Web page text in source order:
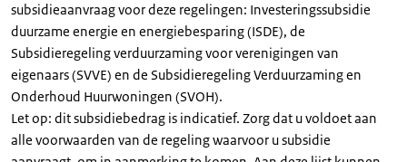
subsidieaanvraag voor deze regelingen: Investeringssubsidie
duurzame energie en energiebesparing (ISDE), de
Subsidieregeling verduurzaming voor verenigingen van
eigenaars (SVVE) en de Subsidieregeling Verduurzaming en
Onderhoud Huurwoningen (SVOH).
Let op: dit subsidiebedrag is indicatief. Zorg dat u voldoet aan
alle voorwaarden van de regeling waarvoor u subsidie